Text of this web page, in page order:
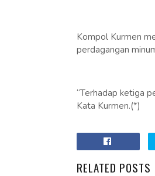
Kompol Kurmen
perdagangan
“Terhadap ketiga
Kata Kurmen.(*)
RELATED POSTS